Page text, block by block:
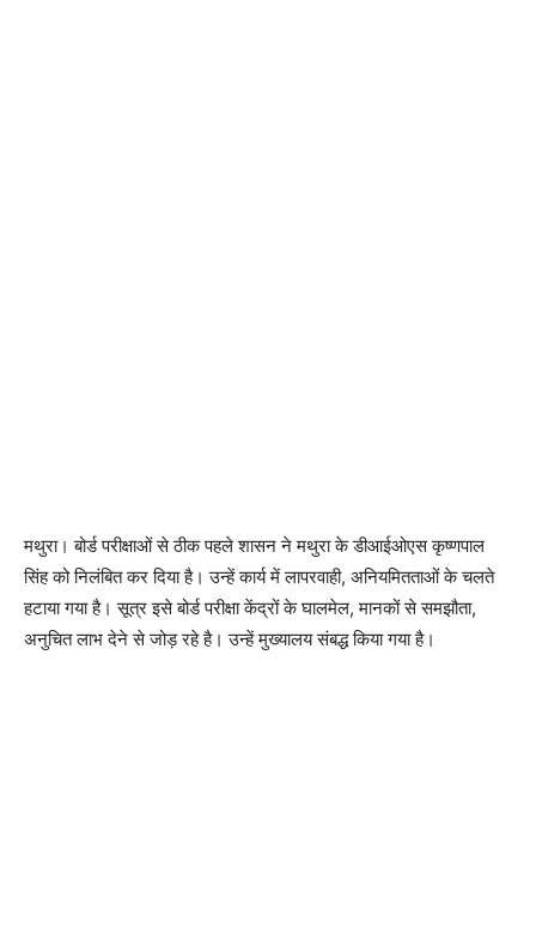
मथुरा। बोर्ड परीक्षाओं से ठीक पहले शासन ने मथुरा के डीआईओएस कृष्णपाल
सिंह को निलंबित कर दिया है। उन्हें कार्य में लापरवाही, अनियमितताओं के चलते
हटाया गया है। सूत्र इसे बोर्ड परीक्षा केंद्रों के घालमेल, मानकों से समझौता,
अनुचित लाभ देने से जोड़ रहे है। उन्हें मुख्यालय संबद्ध किया गया है।